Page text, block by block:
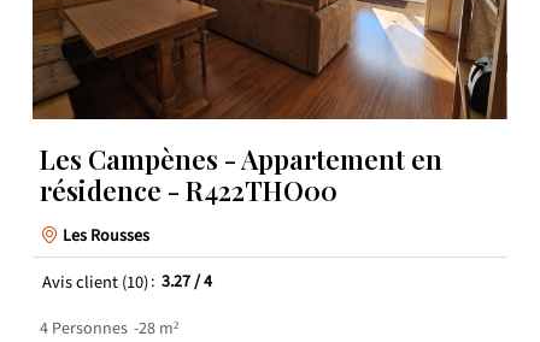
Les Campènes - Appartement en
résidence - R422THO00
Les Rousses
Avis client(10) 3.27/ 4
4 Personnes 28 m²